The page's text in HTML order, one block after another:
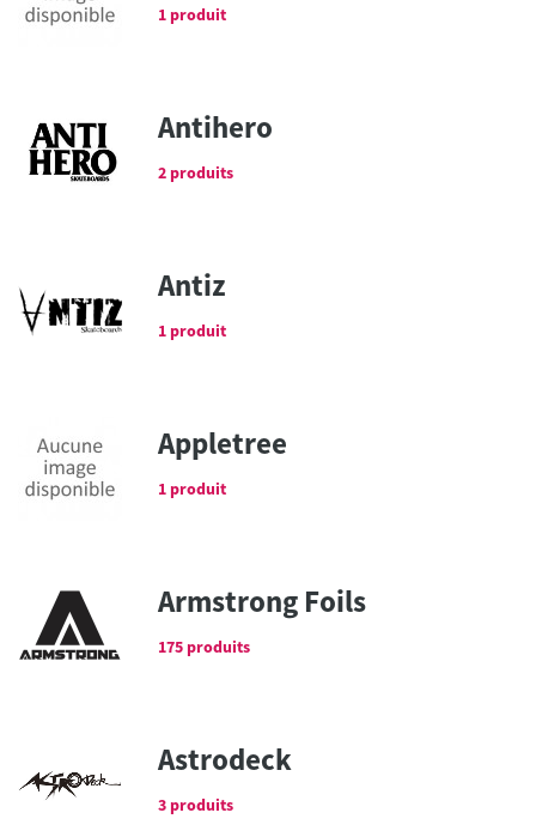
1 produit
Antihero
2 produits
Antiz
1 produit
Appletree
1 produit
Armstrong Foils
175 produits
Astrodeck
3 produits